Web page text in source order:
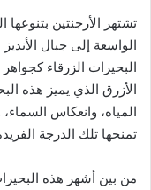
تشتهر الأرجنتين
الواسعة إلى جبال
البحيرات الزرقاء
الأزرق الذي يميز هذه
المياه، وانعكاس
تمنحها تلك الدرجة
من بين أشهر هذه